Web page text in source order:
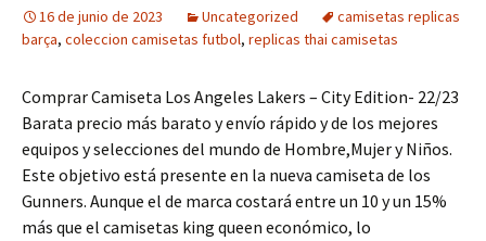
16 de junio de 2023 Uncategorized
camisetas replicas
barça, coleccion camisetas futbol, replicas thai camisetas
Comprar Camiseta Los Angeles Lakers – City Edition- 22/23
Barata precio más barato y envío rápido y de los mejores
equipos y selecciones del mundo de Hombre,Mujer y Niños.
Este objetivo está presente en la nueva camiseta de los
Gunners. Aunque el de marca costará entre un 10 y un 15%
más que el camisetas king queen económico, lo